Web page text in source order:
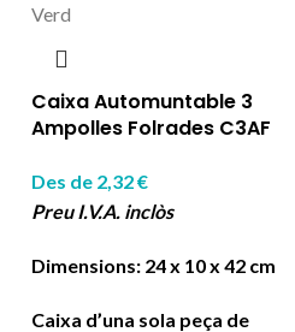
Verd
Caixa Automuntable 3
Ampolles Folrades C3AF
Des de 2,32€
Preu I.V.A. inclòs
Dimensions: 24 x 10 x 42 cm
Caixa d’una sola peça de